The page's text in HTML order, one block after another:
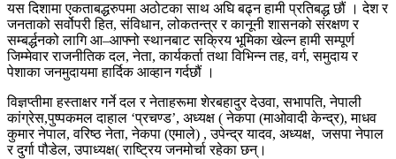
यस दिशामा एकताबद्धरुपमा अठोटका साथ अघि बढ्न हामी प्रतिबद्ध छौं । देश र
जनताको सर्वोपरी हित, संविधान, लोकतन्त्र र कानूनी शासनको संरक्षण र
सम्बर्द्धनको लागि आ–आफ्नो स्थानबाट सक्रिय भूमिका खेल्न हामी सम्पूर्ण
जिम्मेवार राजनीतिक दल, नेता, कार्यकर्ता तथा विभिन्न तह, वर्ग, समुदाय र
पेशाका जनमुदायमा हार्दिक आव्हान गर्दछौं ।
विज्ञप्तीमा हस्ताक्षर गर्ने दल र नेताहरूमा शेरबहादुर देउवा, सभापति, नेपाली
कांग्रेस,पुष्पकमल दाहाल ‘प्रचण्ड’, अध्यक्ष ( नेकपा (माओवादी केन्द्र), माधव
कुमार नेपाल, वरिष्ठ नेता, नेकपा (एमाले) , उपेन्द्र यादव, अध्यक्ष, जसपा नेपाल
र दुर्गा पौडेल, उपाध्यक्ष( राष्ट्रिय जनमोर्चा रहेका छन्।